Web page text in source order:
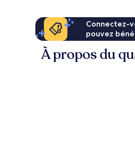
Connectez-
pouvez
À propos du